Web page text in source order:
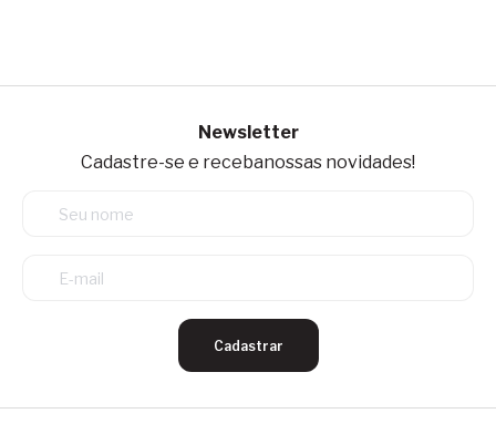
Newsletter
Cadastre-se e recebanossas novidades!
Cadastrar